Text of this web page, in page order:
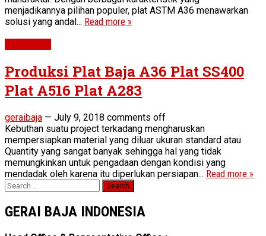
menjadikannya pilihan populer, plat ASTM A36 menawarkan
solusi yang andal... Read more »
Produksi Plat Baja A36 Plat SS400
Plat A516 Plat A283
geraibaja — July 9, 2018 comments off
Kebuthan suatu project terkadang mengharuskan
mempersiapkan material yang diluar ukuran standard atau
Quantity yang sangat banyak sehingga hal yang tidak
memungkinkan untuk pengadaan dengan kondisi yang
mendadak oleh karena itu diperlukan persiapan... Read more »
Search
for:
GERAI BAJA INDONESIA